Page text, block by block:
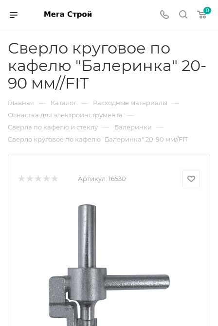
0
Сверло круговое по
кафелю "Балеринка" 20-
90 мм//FIT
Главная — Каталог — Расходные материалы —
Оснастка для электроинструмента —
Сверла по кафелю и стеклу — Балеринки —
Сверло круговое по кафелю "Балеринка" 20-90 мм//FIT
Артикул: 16530